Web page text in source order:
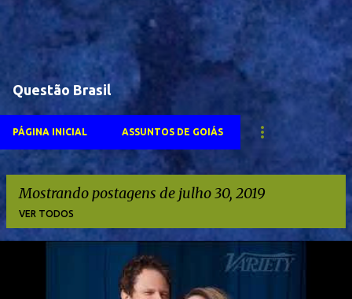
Questão Brasil
PÁGINA INICIAL ASSUNTOS DE GOIÁS
Mostrando postagens de julho 30, 2019
VER TODOS